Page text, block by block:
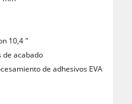
10,4 "
de acabado
de adhesivos EVA